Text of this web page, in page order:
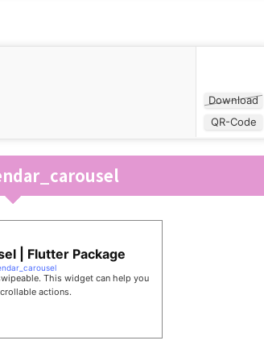
Download
QR-Code
| Flutter Package
This widget can help you
actions.